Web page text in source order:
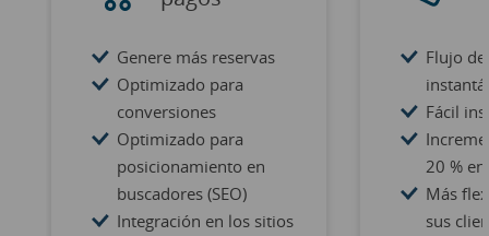
Genere más reservas
Optimizado para
conversiones
Optimizado para
posicionamiento en
buscadores (SEO)
Integración en los sitios
Flujo de
Fácil
20 %
Más
sus